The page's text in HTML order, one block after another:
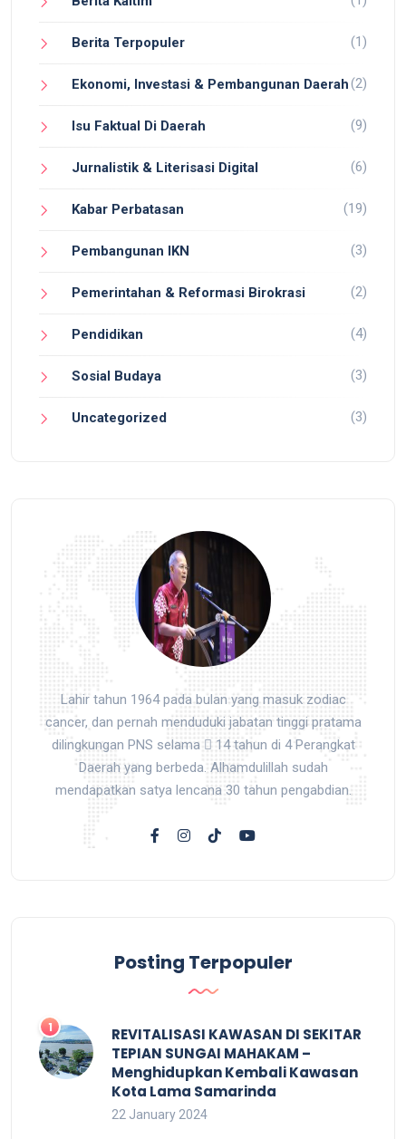
Berita Terpopuler (1)
Ekonomi, Investasi & Pembangunan Daerah(2)
Isu Faktual Di Daerah (9)
Jurnalistik & Literisasi Digital (6)
Kabar Perbatasan (19)
Pembangunan IKN (3)
Pemerintahan & Reformasi Birokrasi (2)
Pendidikan (4)
Sosial Budaya (3)
Uncategorized (3)
Lahir tahun 1964 pada bulan yang masuk zodiac
cancer, dan pernah menduduki jabatan tinggi pratama
dilingkungan PNS selama  14 tahun di 4 Perangkat
Daerah yang berbeda. Alhamdulillah sudah
mendapatkan satya lencana 30 tahun pengabdian.
Posting Terpopuler
REVITALISASI KAWASAN DI SEKITAR
TEPIAN SUNGAI MAHAKAM –
Menghidupkan Kembali Kawasan
Kota Lama Samarinda
22 January 2024